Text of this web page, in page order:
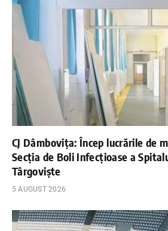
CJ Dâmbovița: Încep lucrările de
Secția de Boli Infecțioase a
Târgoviște
5 AUGUST 2026